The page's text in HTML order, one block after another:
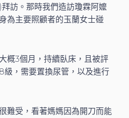
訪。那時我們造訪瓊霖阿嬤
為主要照顧者的玉蘭女士碰
概3個月，持續臥床，且被評
級，需要置換尿管，以及進行
難受，看著媽媽因為開刀而能